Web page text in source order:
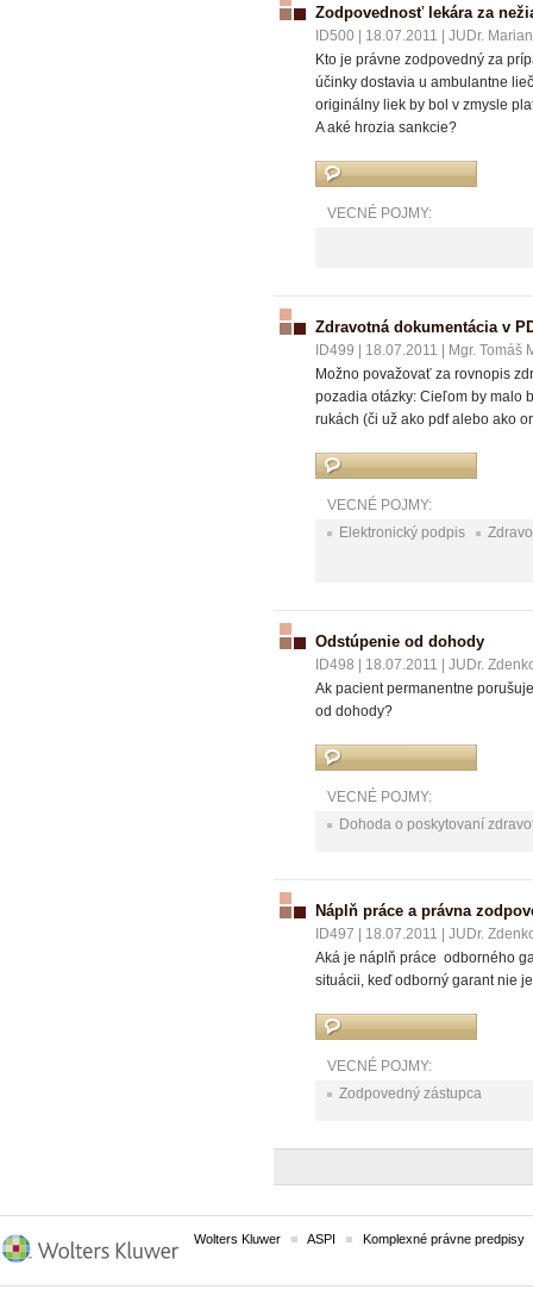
Zodpovednosť lekára za
ID500 18.07.2011
JUDr.
Kto je právne zodpovedný za
účinky dostavia u ambulantne
originálny liek by bol v zmysle
A aké hrozia sankcie?
VECNÉ POJMY:
Zdravotná dokumentácia v
ID499 18.07.2011
Mgr. Tomáš
Možno považovať za rovnopis
pozadia otázky: Cieľom by malo
rukách (či už ako pdf alebo ako
VECNÉ POJMY:
Elektronický podpis
Odstúpenie od dohody
ID498 18.07.2011
JUDr.
Ak pacient permanentne
od dohody?
VECNÉ POJMY:
Dohoda o poskytovaní
Náplň práce a právna
ID497 18.07.2011
JUDr.
Aká je náplň práce odborného
situácii, keď odborný garant nie
VECNÉ POJMY:
Zodpovedný zástupca
Wolters Kluwer ASPI Komplexné právne predpisy